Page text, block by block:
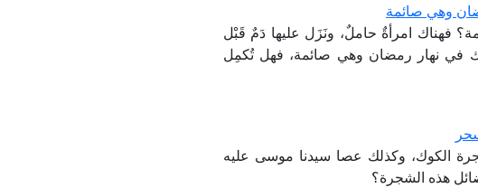
وهي صائمة
فهناك امرأةٌ حاملٌ، ونَزَل عليها دَمٌ قَبْل
في نهار رمضان وهي صائمة، فهل تُكمِل
الكوك، وكذلك عصا سيدنا موسى عليه
هذه الشجرة؟